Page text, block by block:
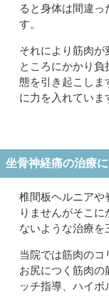
ると身体は間違っ
す。
それにより筋肉が
ところにかかり
態を引き起こしま
に力を入れていま
坐骨神経痛の治療
椎間板ヘルニアや
りませんがそこ
ないような治療を
当院では筋肉の
お尻につく筋肉の
ッチ指導、ハイボ